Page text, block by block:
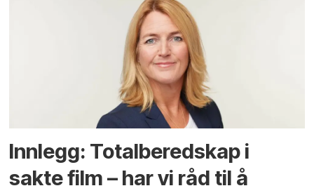
Innlegg: Totalberedskap i
sakte film – har vi råd til å